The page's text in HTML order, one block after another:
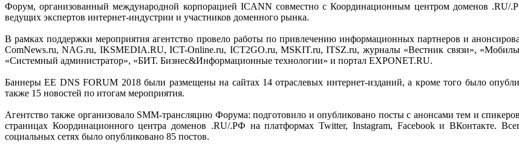
Форум, организованный международной корпорацией ICANN совместно с Координационным центром доменов .RU/
ведущих экспертов интернет-индустрии и участников доменного рынка.
В рамках поддержки мероприятия агентство провело работы по привлечению информационных партнеров и
ComNews.ru, NAG.ru, IKSMEDIA.RU, ICT-Online.ru, ICT2GO.ru, MSKIT.ru, ITSZ.ru, журналы «Вестник связи»,
«Системный администратор», «БИТ. Бизнес&Информационные технологии» и портал EXPONET.RU.
Баннеры EE DNS FORUM 2018 были размещены на сайтах 14 отраслевых интернет-изданий, а кроме того было
также 15 новостей по итогам мероприятия.
Агентство также организовало SMM-трансляцию Форума: подготовило и опубликовано посты с анонсами тем и
страницах Координационного центра доменов .RU/.РФ на платформах Twitter, Instagram, Facebook и ВКонтакте.
социальных сетях было опубликовано 85 постов.